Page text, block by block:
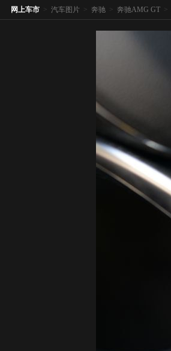
网上车市 > 汽车图片 > 奔驰 > 奔驰AMG GT >